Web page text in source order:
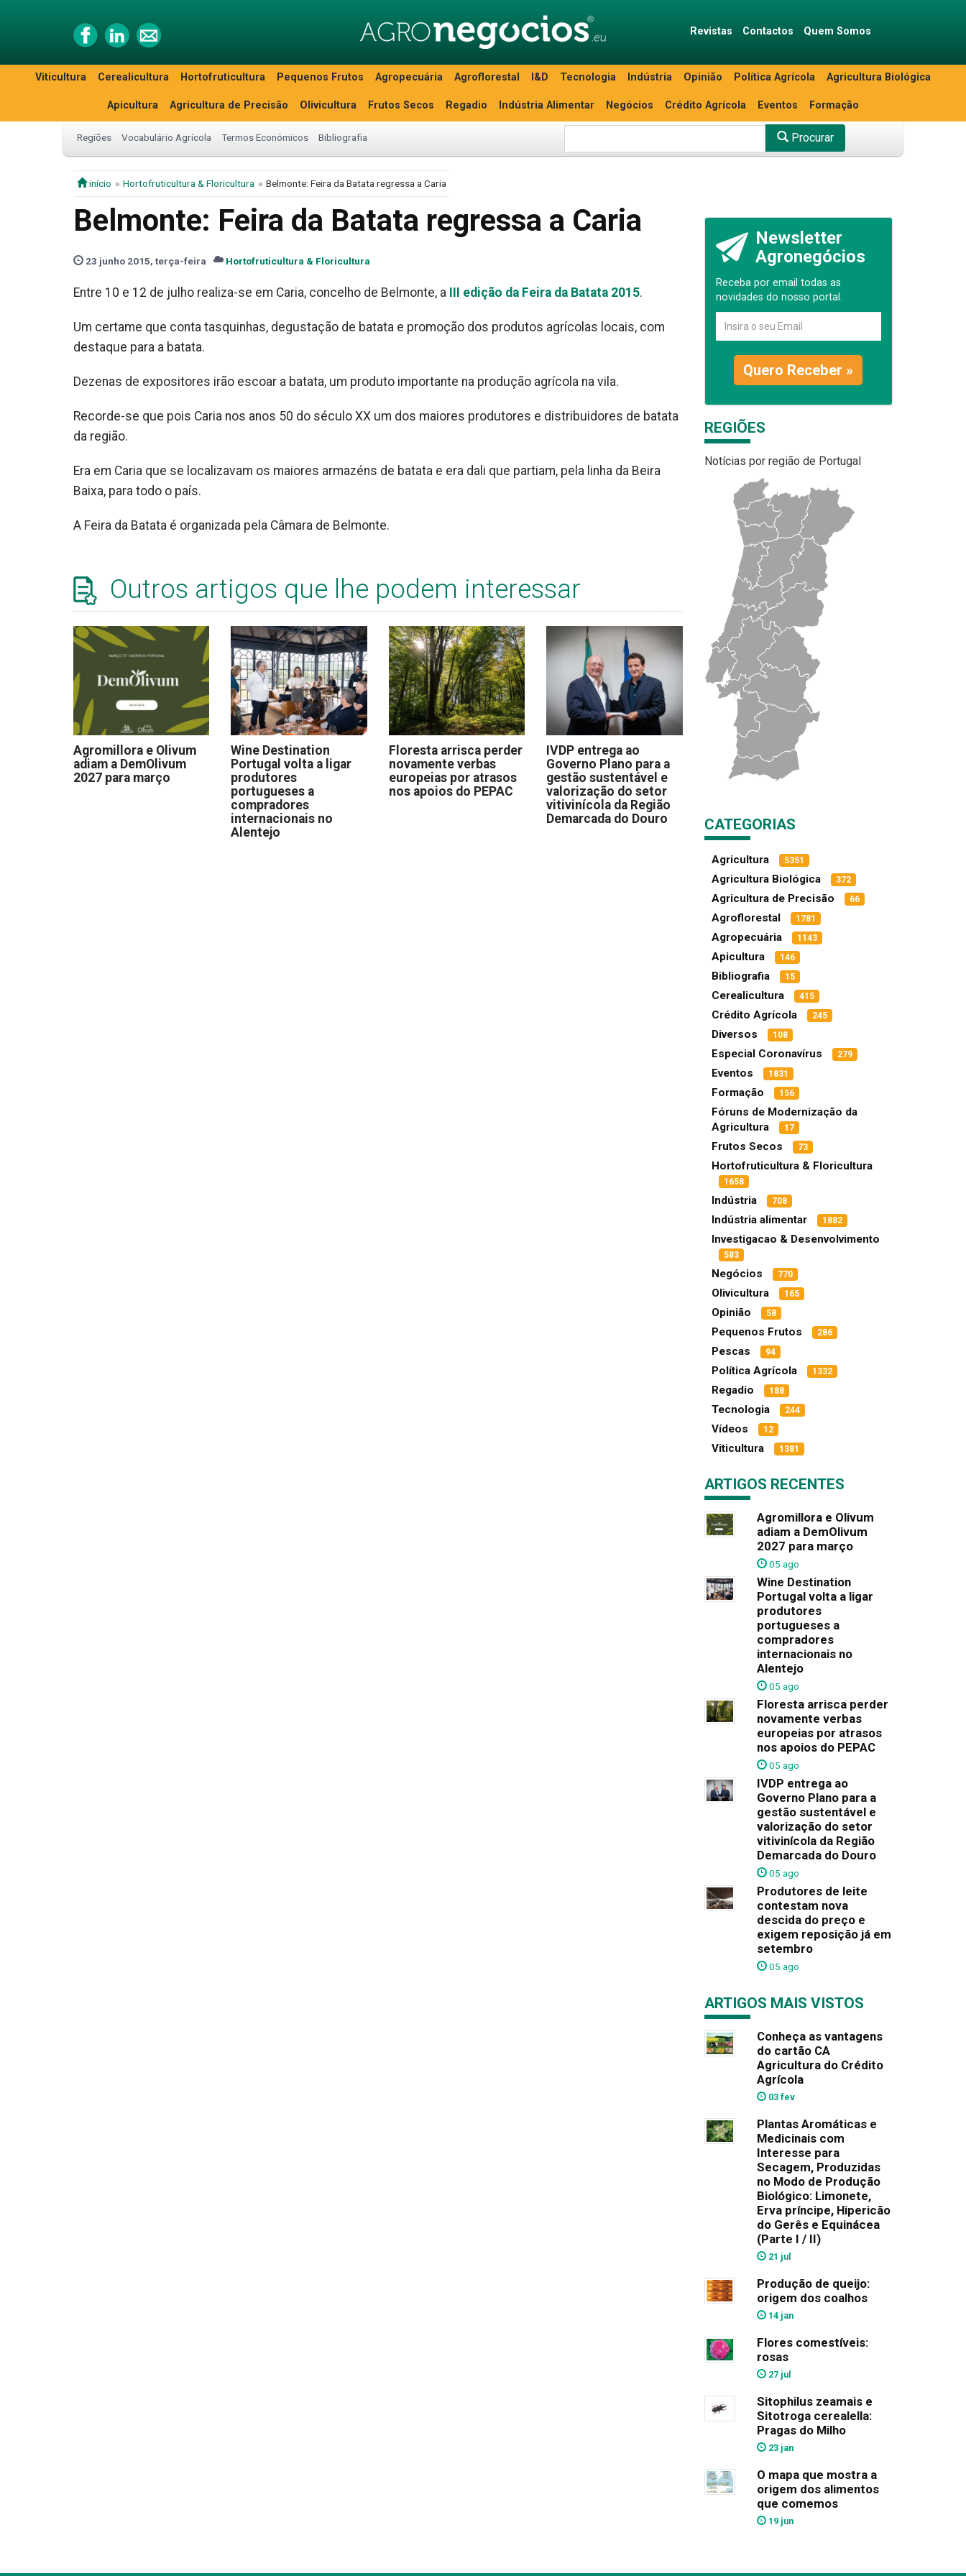
Revistas Contactos Quem Somos
Viticultura Cerealicultura Hortofruticultura Pequenos Frutos Agropecuária Agroflorestal I&D Tecnologia Indústria Opinião Política Agrícola Agricultura Biológica
Apicultura Agricultura de Precisão Olivicultura Frutos Secos Regadio Indústria Alimentar Negócios Crédito Agrícola Eventos Formação
Regiões Vocabulário Agrícola Termos Económicos Bibliografia Procurar
início Hortofruticultura & Floricultura Belmonte: Feira da Batata regressa a Caria
Belmonte: Feira da Batata regressa a Caria
23 junho 2015, terça-feira Hortofruticultura & Floricultura
Entre 10 e 12 de julho realiza-se em Caria, concelho de Belmonte, a III edição da Feira da Batata 2015.
Um certame que conta tasquinhas, degustação de batata e promoção dos produtos agrícolas locais, com
destaque para a batata.
Dezenas de expositores irão escoar a batata, um produto importante na produção agrícola na vila.
Recorde-se que pois Caria nos anos 50 do século XX um dos maiores produtores e distribuidores de batata
da região.
Era em Caria que se localizavam os maiores armazéns de batata e era dali que partiam, pela linha da Beira
Baixa, para todo o país.
A Feira da Batata é organizada pela Câmara de Belmonte.
Outros artigos que lhe podem interessar
Agromillora e Olivum
adiam a DemOlivum
2027 para março
Wine Destination
Portugal volta a ligar
produtores
portugueses a
compradores
internacionais no
Alentejo
Floresta arrisca perder
novamente verbas
europeias por atrasos
nos apoios do PEPAC
IVDP entrega ao
Governo Plano para a
gestão sustentável e
valorização do setor
vitivinícola da Região
Demarcada do Douro
Newsletter
Agronegócios
Receba por email todas as
novidades do nosso portal.
Quero Receber »
REGIÕES
Notícias por região de Portugal
CATEGORIAS
Agricultura 5351
Agricultura Biológica 372
Agricultura de Precisão 66
Agroflorestal 1781
Agropecuária 1143
Apicultura 146
Bibliografia 15
Cerealicultura 415
Crédito Agrícola 245
Diversos 108
Especial Coronavírus 279
Eventos 1831
Formação 156
Fóruns de Modernização da
Agricultura
17
Frutos Secos 73
Hortofruticultura & Floricultura
1658
Indústria 708
Indústria alimentar 1882
Investigacao & Desenvolvimento
583
Negócios 770
Olivicultura 165
Opinião 58
Pequenos Frutos 286
Pescas 94
Política Agrícola 1332
Regadio 188
Tecnologia 244
Vídeos 12
Viticultura 1381
ARTIGOS RECENTES
Agromillora e Olivum
adiam a DemOlivum
2027 para março
05 ago
Wine Destination
Portugal volta a ligar
produtores
portugueses a
compradores
internacionais no
Alentejo
05 ago
Floresta arrisca perder
novamente verbas
europeias por atrasos
nos apoios do PEPAC
05 ago
IVDP entrega ao
Governo Plano para a
gestão sustentável e
valorização do setor
vitivinícola da Região
Demarcada do Douro
05 ago
Produtores de leite
contestam nova
descida do preço e
exigem reposição já em
setembro
05 ago
ARTIGOS MAIS VISTOS
Conheça as vantagens
do cartão CA
Agricultura do Crédito
Agrícola
03 fev
Plantas Aromáticas e
Medicinais com
Interesse para
Secagem, Produzidas
no Modo de Produção
Biológico: Limonete,
Erva príncipe, Hipericão
do Gerês e Equinácea
(Parte I / II)
21 jul
Produção de queijo:
origem dos coalhos
14 jan
Flores comestíveis:
rosas
27 jul
Sitophilus zeamais e
Sitotroga cerealella:
Pragas do Milho
23 jan
O mapa que mostra a
origem dos alimentos
que comemos
19 jun